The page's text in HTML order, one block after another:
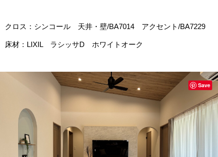
クロス：シンコール 天井・壁/BA7014 アクセント/BA7229
床材：LIXIL ラシッサD ホワイトオーク
Save